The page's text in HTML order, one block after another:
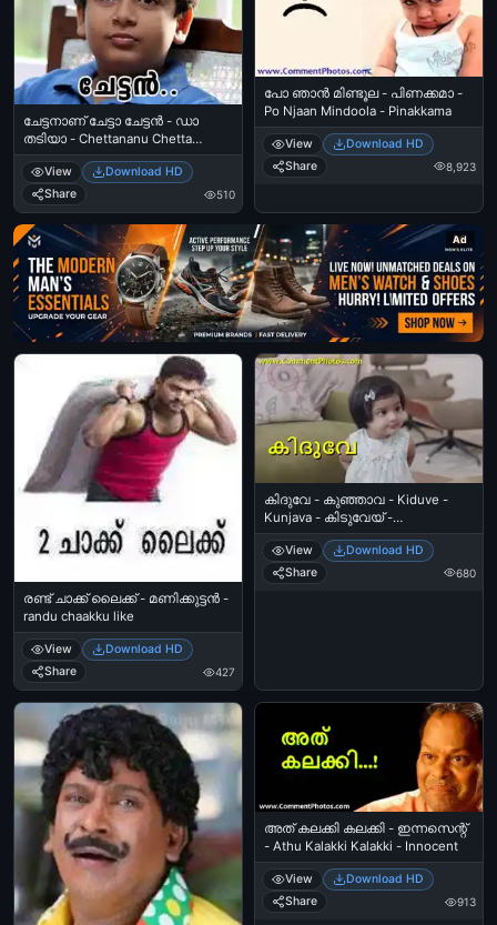
ചേട്ടനാണ് ചേട്ടാ ചേട്ടന്‍ - ഡാ
തടിയാ - Chettananu Chetta
Chettan - Da Thadiya Kid
View
Download HD
Share
510
പോ ഞാന്‍ മിണ്ടൂല - പിണക്കമാ -
Po Njaan Mindoola - Pinakkama
View
Download HD
Share
8,923
Ad
രണ്ട് ചാക്ക് ലൈക്ക് - മണിക്കുട്ടന്‍ -
randu chaakku like
View
Download HD
Share
427
കിദുവേ - കുഞ്ഞാവ - Kiduve -
Kunjava - കിടുവേയ് -
കുഞ്ഞുവാവ - Kiduvey - Kunju
vava - Kunjuvava - ധോണി -
കുഞ്ഞ്- MS Dhoni and Baby
Advertisement
View
Download HD
Share
680
അത് കലക്കി കലക്കി - ഇന്നസെന്റ്
- Athu Kalakki Kalakki - Innocent
View
Download HD
Share
913